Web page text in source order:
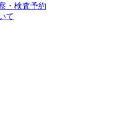
・検査予約
て